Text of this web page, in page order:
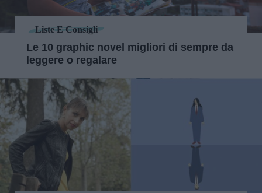
Liste E Consigli
Le 10 graphic novel migliori di sempre da
leggere o regalare